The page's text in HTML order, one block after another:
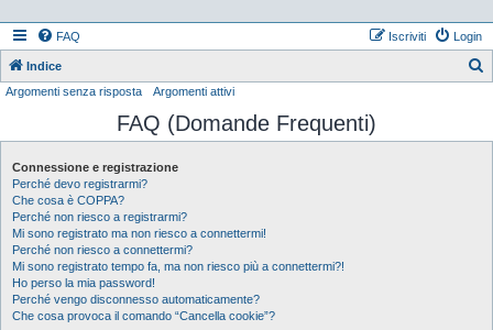
FAQ Login
Iscriviti
Indice
c
Argomenti senza risposta Argomenti attivi
FAQ (Domande Frequenti)
Connessione e registrazione
Perché devo registrarmi?
Che cosa è COPPA?
Perché non riesco a registrarmi?
Mi sono registrato ma non riesco a connettermi!
Perché non riesco a connettermi?
Mi sono registrato tempo fa, ma non riesco più a connettermi?!
Ho perso la mia password!
Perché vengo disconnesso automaticamente?
Che cosa provoca il comando “Cancella cookie”?